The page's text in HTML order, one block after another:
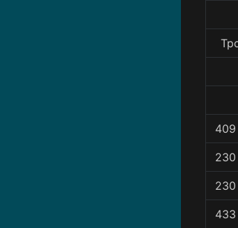
409
230
230
433